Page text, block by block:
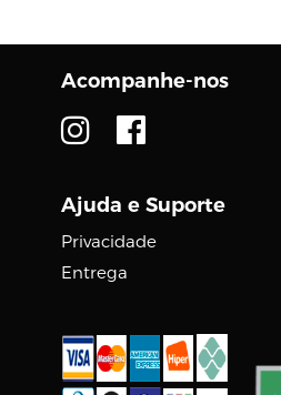
Acompanhe-nos
Ajuda e Suporte
Privacidade
Entrega